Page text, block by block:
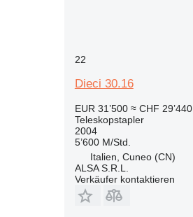
22
Dieci 30.16
EUR 31’500 ≈ CHF 29’440
Teleskopstapler
2004
5’600 M/Std.
Italien, Cuneo (CN)
ALSA S.R.L.
Verkäufer kontaktieren